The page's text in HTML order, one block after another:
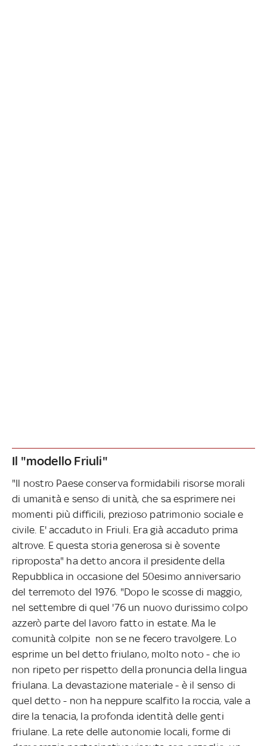
Il "modello Friuli"
"Il nostro Paese conserva formidabili risorse morali
di umanità e senso di unità, che sa esprimere nei
momenti più difficili, prezioso patrimonio sociale e
civile. E' accaduto in Friuli. Era già accaduto prima
altrove. E questa storia generosa si è sovente
riproposta" ha detto ancora il presidente della
Repubblica in occasione del 50esimo anniversario
del terremoto del 1976. "Dopo le scosse di maggio,
nel settembre di quel '76 un nuovo durissimo colpo
azzerò parte del lavoro fatto in estate. Ma le
comunità colpite non se ne fecero travolgere. Lo
esprime un bel detto friulano, molto noto - che io
non ripeto per rispetto della pronuncia della lingua
friulana. La devastazione materiale - è il senso di
quel detto - non ha neppure scalfito la roccia, vale a
dire la tenacia, la profonda identità delle genti
friulane. La rete delle autonomie locali, forme di